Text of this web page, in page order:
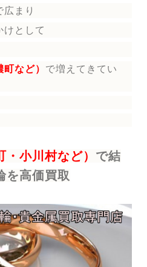
まり
けとして
など） で増えてきてい
小川村など） で結
を高価買取